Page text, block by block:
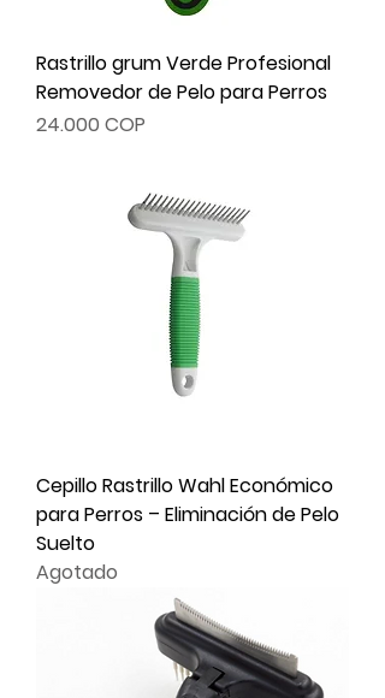
Rastrillo grum Verde Profesional
Removedor de Pelo para Perros
Precio
24.000 COP
Cepillo Rastrillo Wahl Económico
para Perros – Eliminación de Pelo
Suelto
Agotado